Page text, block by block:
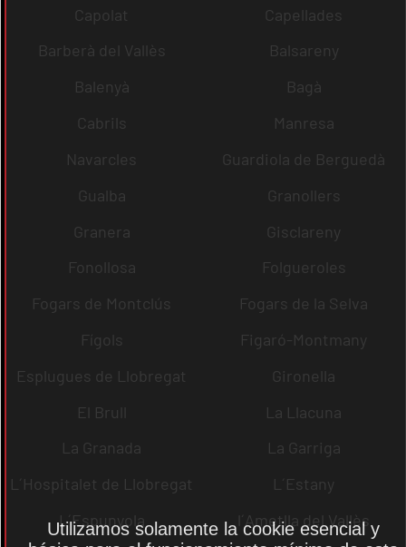
Capolat
Capellades
Barberà del Vallès
Balsareny
Balenyà
Bagà
Cabrils
Manresa
Navarcles
Guardiola de Berguedà
Gualba
Granollers
Granera
Gisclareny
Fonollosa
Folgueroles
Fogars de Montclús
Fogars de la Selva
Fígols
Figaró-Montmany
Esplugues de Llobregat
Gironella
El Brull
La Llacuna
La Granada
La Garriga
L´Hospitalet de Llobregat
L´Estany
L´Espunyola
l´Ametlla del Vallès
Utilizamos solamente la cookie esencial y